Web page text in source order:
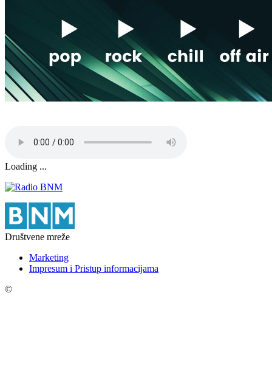
Loading ...
Društvene mreže
Marketing
Impresum i Pristup informacijama
©